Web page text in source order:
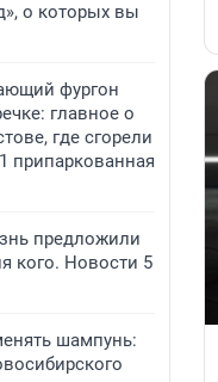
о которых вы
фургон
главное о
где сгорели
припаркованная
предложили
кого. Новости 5
шампунь: